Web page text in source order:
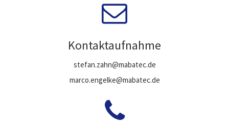
Kontaktaufnahme
stefan.zahn@mabatec.de
marco.engelke@mabatec.de